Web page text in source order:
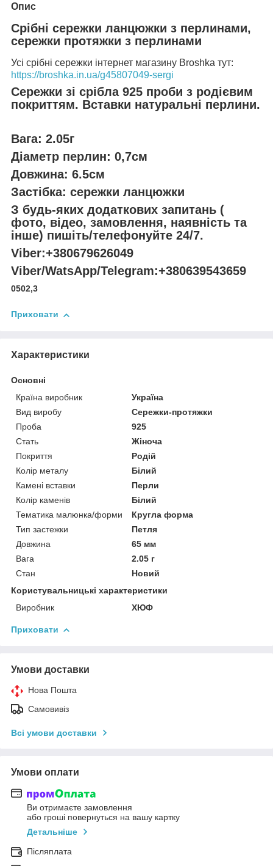
Опис
Срібні сережки ланцюжки з перлинами,
сережки протяжки з перлинами
Усі срібні сережки інтернет магазину Broshka тут:
https://broshka.in.ua/g45807049-sergi
Сережки зі срібла 925 проби з родієвим
покриттям. Вставки натуральні перлини.
Вага: 2.05г
Діаметр перлин: 0,7см
Довжина: 6.5см
Застібка: сережки ланцюжки
З будь-яких додаткових запитань (
фото, відео, замовлення, наявність та
інше) пишіть/телефонуйте 24/7.
Viber:+380679626049
Viber/WatsApp/Telegram:+380639543659
0502,3
Приховати
Характеристики
Основні
Країна виробник
Україна
Вид виробу
Сережки-протяжки
Проба
925
Стать
Жіноча
Покриття
Родій
Колір металу
Білий
Камені вставки
Перли
Колір каменів
Білий
Тематика малюнка/форми
Кругла форма
Тип застежки
Петля
Довжина
65 мм
Вага
2.05 г
Стан
Новий
Користувальницькі характеристики
Виробник
ХЮФ
Приховати
Умови доставки
Нова Пошта
Самовивіз
Всі умови доставки
Умови оплати
Ви отримаєте замовлення
або гроші повернуться на вашу картку
Детальніше
Післяплата